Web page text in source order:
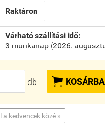
Raktáron
Várható szállítási idő:
3 munkanap (2026.
db 
a kedvencek közé »